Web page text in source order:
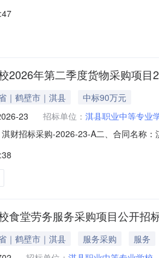
供应商（乙方）：河南省育训图
2026年第二季度货物采购项目
｜鹤壁市｜淇县
中标90万元
23 招标单位： 淇县职业中等专业
财招标采购-2026-23-A二、合同名称
省育训图书有限公司企业规模：小型
食堂劳务服务采购项目公开招
｜鹤壁市｜淇县 服务采购
服务